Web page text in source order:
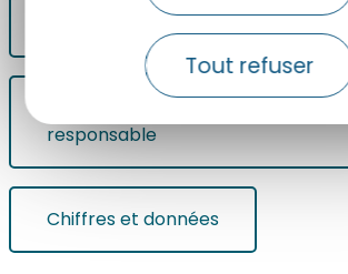
Tout refuser
Les projets territoriaux
responsable
Chiffres et données